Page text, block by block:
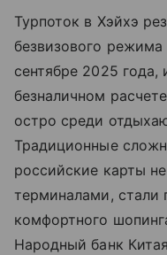
Турпоток в Хэйхэ
безвизового
сентябре 2025 года,
безналичном
остро среди
Традиционные
российские карты
терминалами, стали
комфортного
Народный банк